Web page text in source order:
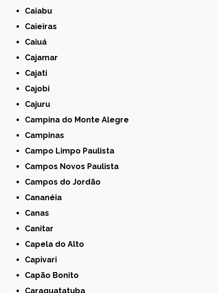
Caiabu
Caieiras
Caiuá
Cajamar
Cajati
Cajobi
Cajuru
Campina do Monte Alegre
Campinas
Campo Limpo Paulista
Campos Novos Paulista
Campos do Jordão
Cananéia
Canas
Canitar
Capela do Alto
Capivari
Capão Bonito
Caraguatatuba